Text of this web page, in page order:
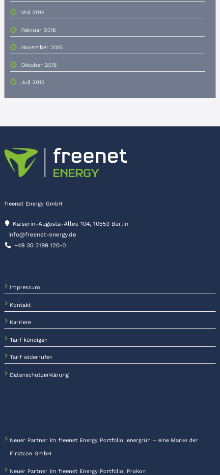
Mai 2016
Februar 2016
November 2015
Oktober 2015
Juli 2015
freenet Energy GmbH
Kaiserin-Augusta-Allee 104, 10553 Berlin
info@freenet-energy.de
+49 30 3199 120-0
Impressum
Kontakt
Karriere
Tarif kündigen
Tarif widerrufen
Datenschutzerklärung
Neuer Partner im freenet Energy Portfolio: energrün – eine Marke der
Firstcon GmbH
Neuer Partner im freenet Energy Portfolio: Prokon